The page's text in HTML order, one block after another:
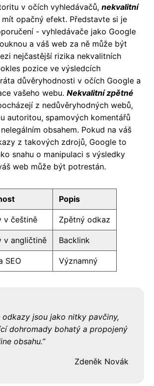
v očích vyhledávačů, nekvalitní
opačný efekt. Představte si je
- vyhledávače jako Google
a váš web za ně může být
nejčastější rizika nekvalitních
pozice ve výsledcích
důvěryhodnosti v očích Google a
vašeho webu. Nekvalitní zpětné
z nedůvěryhodných webů,
autoritou, spamových komentářů
obsahem. Pokud na váš
z takových zdrojů, Google to
snahu o manipulaci s výsledky
web může být potrestán.
Popis
v češtině Zpětný odkaz
v angličtině Backlink
SEO Významný
odkazy jsou jako nitky pavčiny,
dohromady bohatý a propojený
obsahu.
Zdeněk Novák